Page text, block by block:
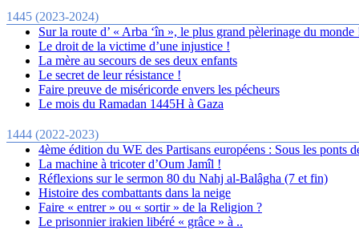
1445 (2023-2024)
Sur la route d’ « Arba ‘în », le plus grand pèlerinage du monde
Le droit de la victime d’une injustice !
La mère au secours de ses deux enfants
Le secret de leur résistance !
Faire preuve de miséricorde envers les pécheurs
Le mois du Ramadan 1445H à Gaza
1444 (2022-2023)
4ème édition du WE des Partisans européens : Sous les ponts
La machine à tricoter d’Oum Jamîl !
Réflexions sur le sermon 80 du Nahj al-Balâgha (7 et fin)
Histoire des combattants dans la neige
Faire « entrer » ou « sortir » de la Religion ?
Le prisonnier irakien libéré « grâce » à ..